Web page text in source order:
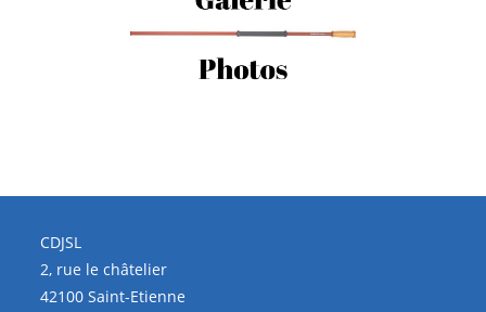
CDJSL
2, rue le châtelier
42100 Saint-Etienne